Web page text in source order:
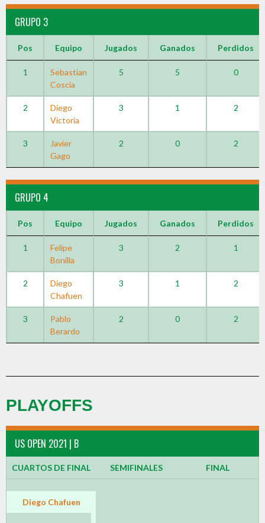
GRUPO 3
Pos Equipo Jugados Ganados Perdidos
1
Sebastian
Coscia
5 5 0
2
Diego
Victoria
3 1 2
3
Javier
Gago
2 0 2
GRUPO 4
Pos Equipo Jugados Ganados Perdidos
1
Felipe
Bonilla
3 2 1
2
Diego
Chafuen
3 1 2
3
Pablo
Berardo
2 0 2
PLAYOFFS
US OPEN 2021 | B
CUARTOS DE FINAL SEMIFINALES FINAL
Diego Chafuen